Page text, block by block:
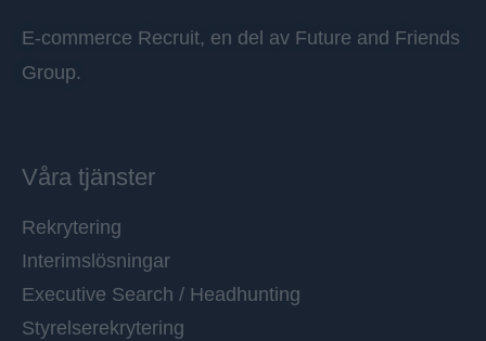
E-commerce Recruit, en del av Future and Friends
Group.
Våra tjänster
Rekrytering
Interimslösningar
Executive Search / Headhunting
Styrelserekrytering